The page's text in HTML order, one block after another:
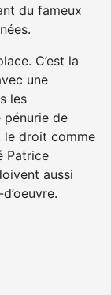
du fameux
C’est la
une
les
pénurie de
le droit comme
Patrice
aussi